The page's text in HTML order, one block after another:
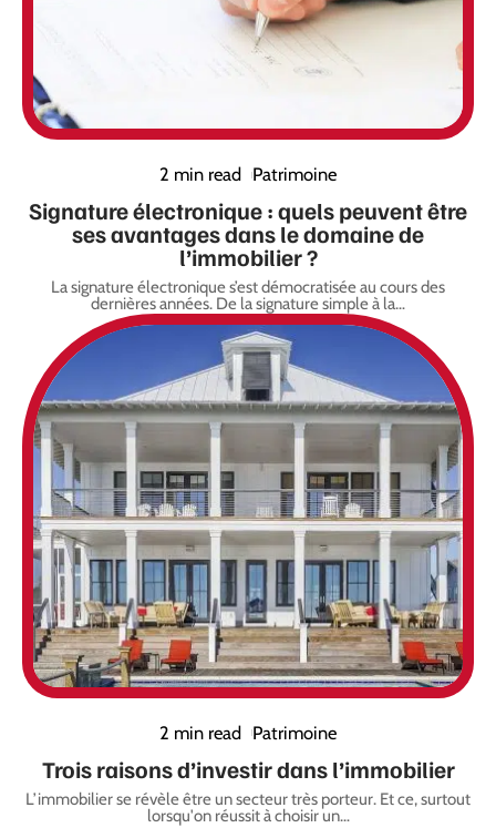
2 min read Patrimoine
Signature électronique : quels peuvent être
ses avantages dans le domaine de
l’immobilier ?
La signature électronique s’est démocratisée au cours des
dernières années. De la signature simple à la…
2 min read Patrimoine
Trois raisons d’investir dans l’immobilier
L’immobilier se révèle être un secteur très porteur. Et ce, surtout
lorsqu'on réussit à choisir un…